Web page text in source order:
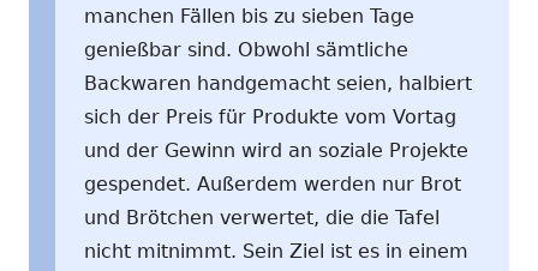
manchen Fällen bis zu sieben Tage
genießbar sind. Obwohl sämtliche
Backwaren handgemacht seien, halbiert
sich der Preis für Produkte vom Vortag
und der Gewinn wird an soziale Projekte
gespendet. Außerdem werden nur Brot
und Brötchen verwertet, die die Tafel
nicht mitnimmt. Sein Ziel ist es in einem